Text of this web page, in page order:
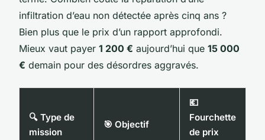
infiltration d’eau non détectée après cinq ans ?
Bien plus que le prix d’un rapport approfondi.
Mieux vaut payer 1 200 € aujourd’hui que 15 000
€ demain pour des désordres aggravés.
🔍 Type de
mission
🎯 Objectif
💶
Fourchette
de prix